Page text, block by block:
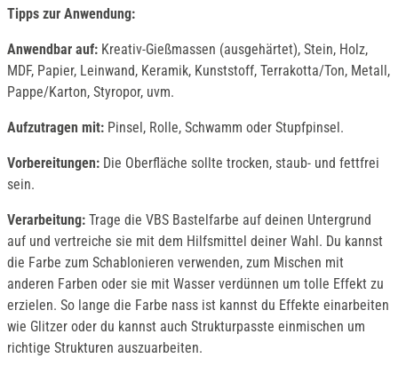
Tipps zur Anwendung:
Anwendbar auf: Kreativ-Gießmassen (ausgehärtet), Stein, Holz,
MDF, Papier, Leinwand, Keramik, Kunststoff, Terrakotta/Ton, Metall,
Pappe/Karton, Styropor, uvm.
Aufzutragen mit: Pinsel, Rolle, Schwamm oder Stupfpinsel.
Vorbereitungen: Die Oberfläche sollte trocken, staub- und fettfrei
sein.
Verarbeitung: Trage die VBS Bastelfarbe auf deinen Untergrund
auf und vertreiche sie mit dem Hilfsmittel deiner Wahl. Du kannst
die Farbe zum Schablonieren verwenden, zum Mischen mit
anderen Farben oder sie mit Wasser verdünnen um tolle Effekt zu
erzielen. So lange die Farbe nass ist kannst du Effekte einarbeiten
wie Glitzer oder du kannst auch Strukturpasste einmischen um
richtige Strukturen auszuarbeiten.